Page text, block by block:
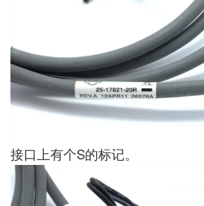
接口上有个S的标记。